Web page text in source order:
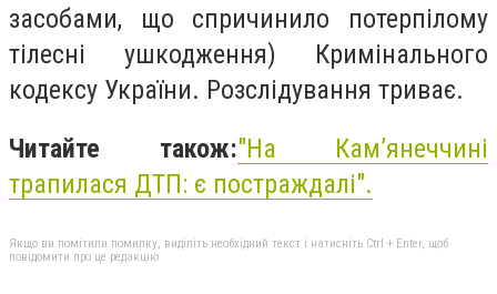
засобами, що спричинило потерпілому
тілесні ушкодження) Кримінального
кодексу України. Розслідування триває.
Читайте також:"На Камʼянеччині
трапилася ДТП: є постраждалі".
Якщо ви помітили помилку, виділіть необхідний текст і натисніть Ctrl + Enter, щоб
повідомити про це редакцію